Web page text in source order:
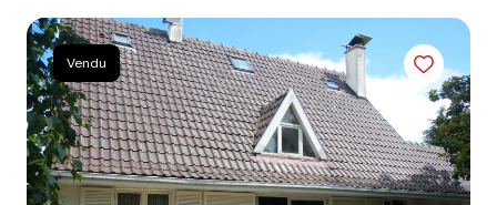
NOS
AGENCES
CONTACT
Vendu